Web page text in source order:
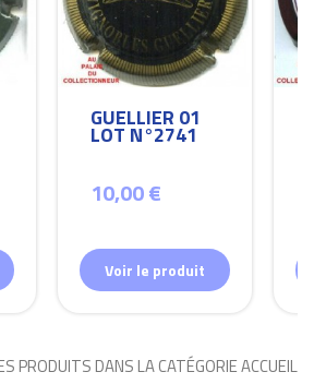
GUELLIER 01
LOT N°2741
10,00 €
Voir le produit
PRODUITS DANS LA CATÉGORIE ACCUEIL